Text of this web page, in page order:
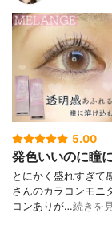
5.00
発色いいのに瞳
とにかく盛れすぎて
さんのカラコンモニ
コンありが…続きを